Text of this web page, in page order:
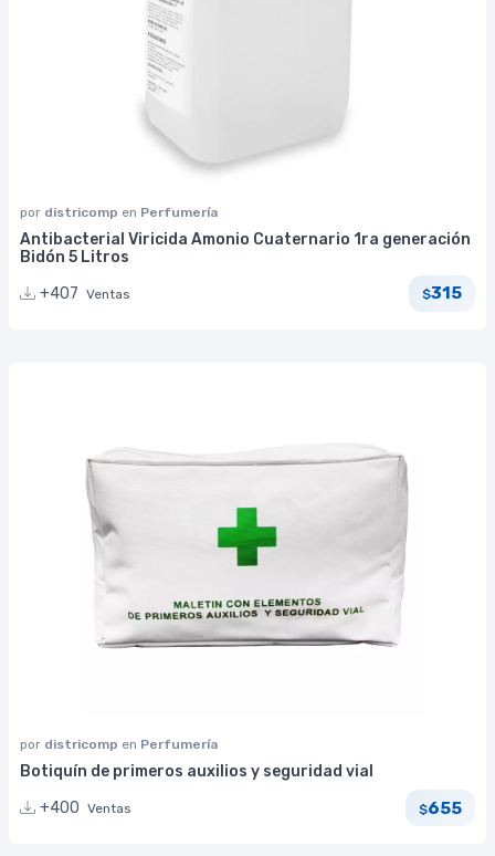
por districomp en Perfumería
Antibacterial Viricida Amonio Cuaternario 1ra generación
Bidón 5 Litros
+407 Ventas $315
por districomp en Perfumería
Botiquín de primeros auxilios y seguridad vial
+400 Ventas $655